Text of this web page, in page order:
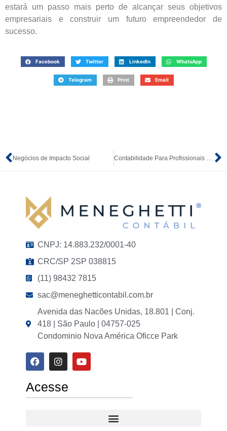
estará um passo mais perto de alcançar seus objetivos
empresariais e construir um futuro empreendedor de
sucesso.
Facebook Twitter LinkedIn WhatsApp
Telegram Print Email
Negócios de Impacto Social
CNPJ: 14.883.232/0001-40
CRC/SP 2SP 038815
(11) 98432 7815
sac@meneghetticontabil.com.br
Avenida das Nacões Unidas, 18.801 | Conj.
418 | São Paulo | 04757-025
Condominio Nova América Oficce Park
Acesse